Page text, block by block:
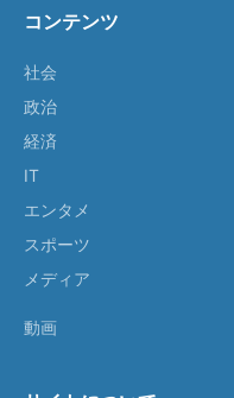
コンテンツ
社会
政治
経済
IT
エンタメ
スポーツ
メディア
動画